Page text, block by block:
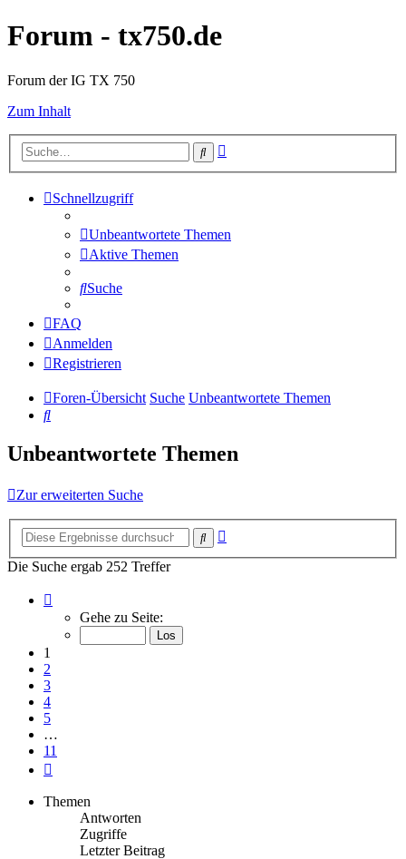
Forum - tx750.de
Forum der IG TX 750
Zum Inhalt
Suche
Schnellzugriff
Unbeantwortete Themen
Aktive Themen
Suche
FAQ
Anmelden
Registrieren
Foren-Übersicht Suche Unbeantwortete Themen
Suche
Unbeantwortete Themen
Zur erweiterten Suche
Suche
Die Suche ergab 252 Treffer
von
Gehe zu Seite:
1
2
3
4
5
…
11
Themen
Antworten
Zugriffe
Letzter Beitrag